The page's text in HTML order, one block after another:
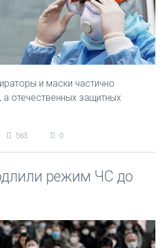
и маски частично
отечественных защитных
563 0
режим ЧС до